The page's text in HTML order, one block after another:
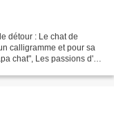
détour : Le chat de
calligramme et pour sa
chat", Les passions d'un